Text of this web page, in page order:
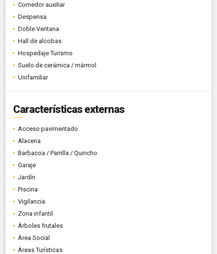
Comedor auxiliar
Despensa
Doble Ventana
Hall de alcobas
Hospedaje Turismo
Suelo de cerámica / mármol
Unifamiliar
Características externas
Acceso pavimentado
Alacena
Barbacoa / Parrilla / Quincho
Garaje
Jardín
Piscina
Vigilancia
Zona infantil
Árboles frutales
Área Social
Áreas Turísticas